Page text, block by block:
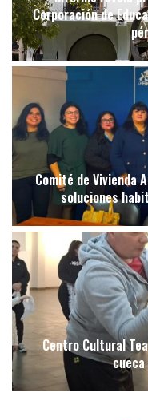
Corporación de
Comité de Vivienda
soluciones
Centro Cultural